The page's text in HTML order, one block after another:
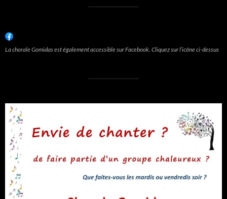
La chorale Gomidas est également accessible sur Facebook. Cliquez sur l’icône ci-dessus